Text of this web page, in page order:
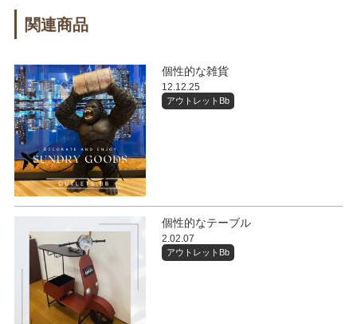
関連商品
個性的な雑貨
12.12.25
アウトレットBb
個性的なテーブル
2.02.07
アウトレットBb